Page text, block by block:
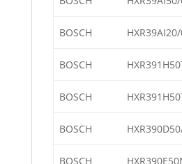
BOSCH
BOSCH
BOSCH
BOSCH
BOSCH